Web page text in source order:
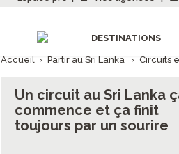
DESTINATIONS
Accueil › Partir au Sri Lanka › Circuits
Un circuit au Sri Lanka
commence et ça finit
toujours par un sourire